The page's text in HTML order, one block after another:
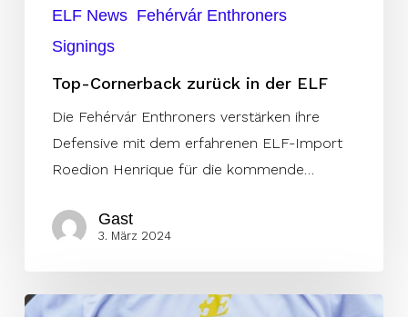
ELF News Fehérvár Enthroners
Signings
Top-Cornerback zurück in der ELF
Die Fehérvár Enthroners verstärken ihre
Defensive mit dem erfahrenen ELF-Import
Roedion Henrique für die kommende…
Gast
3. März 2024
Enthroners